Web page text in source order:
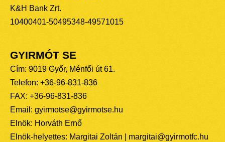
K&H Bank Zrt.
10400401-50495348-49571015
GYIRMÓT SE
Cím: 9019 Győr, Ménfői út 61.
Telefon: +36-96-831-836
FAX: +36-96-831-836
Email: gyirmotse@gyirmotse.hu
Elnök: Horváth Ernő
Elnök-helyettes: Margitai Zoltán | margitai@gyirmotfc.hu